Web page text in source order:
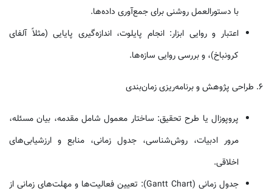
با دستورالعمل روشنی برای جمع‌آوری داده‌ها.
اعتبار و روایی ابزار: انجام پایلوت، اندازه‌گیری پایایی (مثلاً آلفای
کرونباخ)، و بررسی روایی سازه‌ها.
۶. طراحی پژوهش و برنامه‌ریزی زمان‌بندی
پروپوزال یا طرح تحقیق: ساختار معمول شامل مقدمه، بیان مسئله،
مرور ادبیات، روش‌شناسی، جدول زمانی، منابع و ارزشیابی‌های
اخلاقی.
جدول زمانی (Gantt Chart): تعیین فعالیت‌ها و مهلت‌های زمانی از